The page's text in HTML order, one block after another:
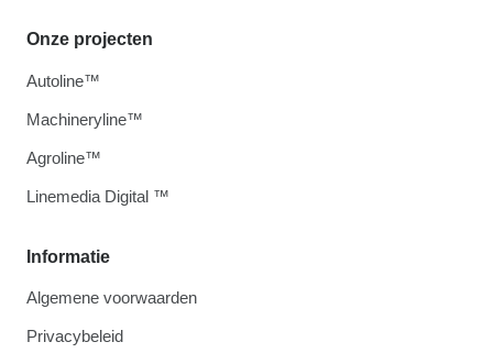
Informatie
Algemene voorwaarden
Privacybeleid
Onze projecten
Autoline™
Machineryline™
Agroline™
Linemedia Digital ™